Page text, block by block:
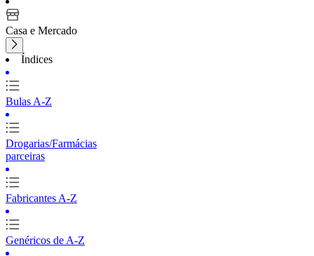
Casa e Mercado
Índices
Bulas A-Z
Drogarias/Farmácias
parceiras
Fabricantes A-Z
Genéricos de A-Z